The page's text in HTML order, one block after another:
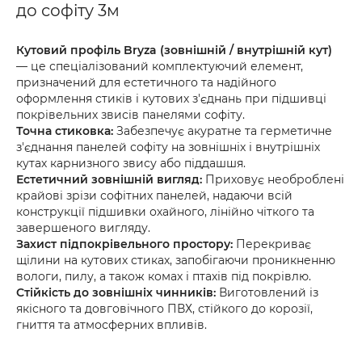
до софіту 3м
Кутовий профіль Bryza (зовнішній / внутрішній кут)
— це спеціалізований комплектуючий елемент,
призначений для естетичного та надійного
оформлення стиків і кутових з'єднань при підшивці
покрівельних звисів панелями софіту.
Точна стиковка: Забезпечує акуратне та герметичне
з'єднання панелей софіту на зовнішніх і внутрішніх
кутах карнизного звису або піддашшя.
Естетичний зовнішній вигляд: Приховує необроблені
крайові зрізи софітних панелей, надаючи всій
конструкції підшивки охайного, лінійно чіткого та
завершеного вигляду.
Захист підпокрівельного простору: Перекриває
щілини на кутових стиках, запобігаючи проникненню
вологи, пилу, а також комах і птахів під покрівлю.
Стійкість до зовнішніх чинників: Виготовлений із
якісного та довговічного ПВХ, стійкого до корозії,
гниття та атмосферних впливів.